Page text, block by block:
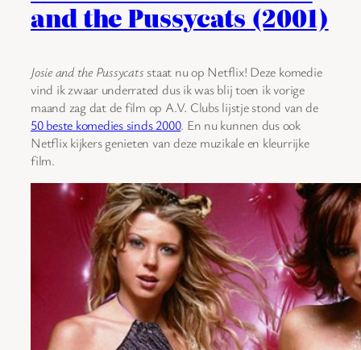
and the Pussycats (2001)
Josie and the Pussycatsstaat nu op Netflix! Deze komedie
vind ik zwaar underrated dus ik was blij toen ik vorige
maand zag dat de film op A.V. Clubs lijstje stond van de
50 beste komedies sinds 2000. En nu kunnen dus ook
Netflix kijkers genieten van deze muzikale en kleurrijke
film.